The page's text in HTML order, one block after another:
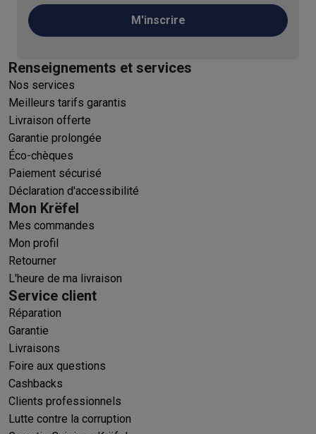
M'inscrire
Renseignements et services
Nos services
Meilleurs tarifs garantis
Livraison offerte
Garantie prolongée
Éco-chèques
Paiement sécurisé
Déclaration d'accessibilité
Mon Krëfel
Mes commandes
Mon profil
Retourner
L'heure de ma livraison
Service client
Réparation
Garantie
Livraisons
Foire aux questions
Cashbacks
Clients professionnels
Lutte contre la corruption